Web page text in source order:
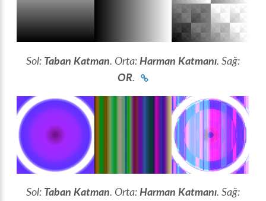
Sol: Taban Katman. Orta: Harman Katmanı. Sağ:
OR.
Sol: Taban Katman. Orta: Harman Katmanı. Sağ: